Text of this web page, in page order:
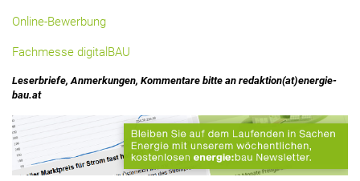
Online-Bewerbung
Fachmesse digitalBAU
Leserbriefe, Anmerkungen, Kommentare bitte an redaktion(at)energie-
bau.at